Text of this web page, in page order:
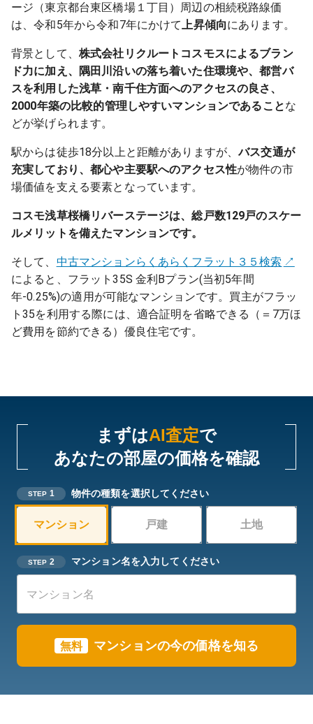
ージ（東京都台東区橋場１丁目）周辺の相続税路線価
は、令和5年から令和7年にかけて上昇傾向にあります。
背景として、 株式会社リクルートコスモスによるブラン
ド力に加え、隅田川沿いの落ち着いた住環境や、都営バ
スを利用した浅草・南千住方面へのアクセスの良さ、
2000年築の比較的管理しやすいマンションであることな
どが挙げられます。
駅からは徒歩18分以上と距離がありますが、バス交通が
充実しており、都心や主要駅へのアクセス性が物件の市
場価値を支える要素となっています。
コスモ浅草桜橋リバーステージは、総戸数129戸のスケー
ルメリットを備えたマンションです。
そして、 中古マンションらくあらくフラット３５検索
によると、フラット35S 金利Bプラン(当初5年間
年-0.25%)の適用が可能なマンションです。買主がフラッ
ト35を利用する際には、適合証明を省略できる（＝7万ほ
ど費用を節約できる）優良住宅です。
まずはAI査定で
あなたの部屋の価格を確認
STEP 1 物件の種類を選択してください
マンション 戸建 土地
STEP 2 マンション名を入力してください
無料 マンションの今の価格を知る